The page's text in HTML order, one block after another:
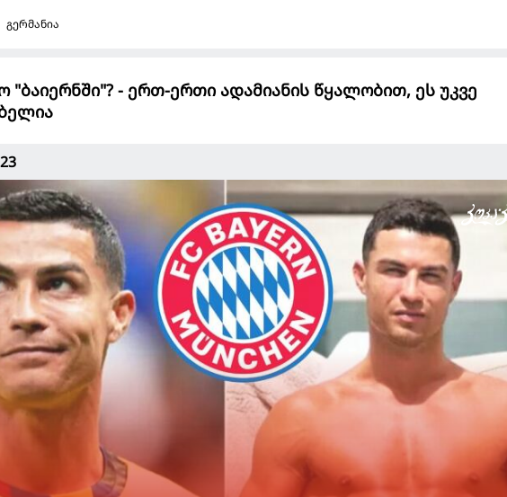
გერმანია
- ერთ-ერთი ადამიანის წყალობით, ეს უკვე